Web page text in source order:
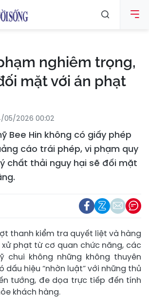
nghiêm trọng,
mặt với án phạt
05/2026 00:02
Bee Hin không có giấy phép
cáo trái phép, vi phạm quy
chất thải nguy hại sẽ đối mặt
thanh kiểm tra quyết liệt và hàng
phạt từ cơ quan chức năng, các
chui không những không thuyên
dấu hiệu “nhờn luật” với những thủ
tướng, đe dọa trực tiếp đến tính
khách hàng.